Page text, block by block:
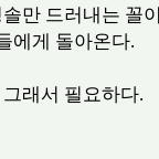
만 드러내는 꼴
에게 돌아온다.
래서 필요하다.